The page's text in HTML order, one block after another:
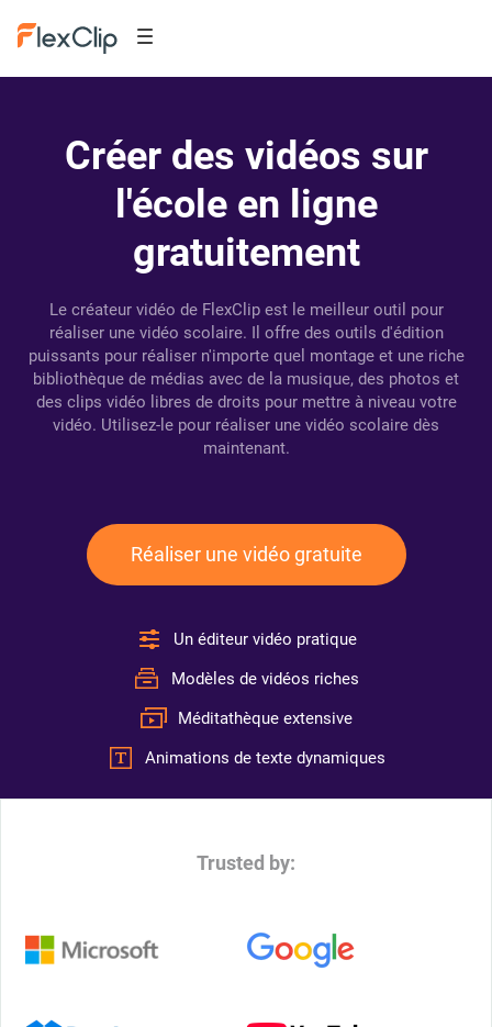
Créer des vidéos sur
l'école en ligne
gratuitement
Le créateur vidéo de FlexClip est le meilleur outil pour
réaliser une vidéo scolaire. Il offre des outils d'édition
puissants pour réaliser n'importe quel montage et une riche
bibliothèque de médias avec de la musique, des photos et
des clips vidéo libres de droits pour mettre à niveau votre
vidéo. Utilisez-le pour réaliser une vidéo scolaire dès
maintenant.
Réaliser une vidéo gratuite
Un éditeur vidéo pratique
Modèles de vidéos riches
Méditathèque extensive
Animations de texte dynamiques
Trusted by: